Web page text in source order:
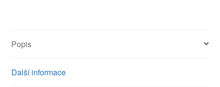
8974LJ
množství
Popis
Další informace